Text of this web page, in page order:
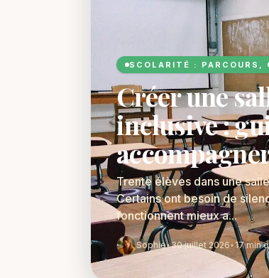
SCOLARITÉ : PARCOURS,
Créer une
inclusive :
Trente élèves dans une
Certains ont besoin de
fonctionnent mieux a...
Sophie•30 juillet 2026•17 min